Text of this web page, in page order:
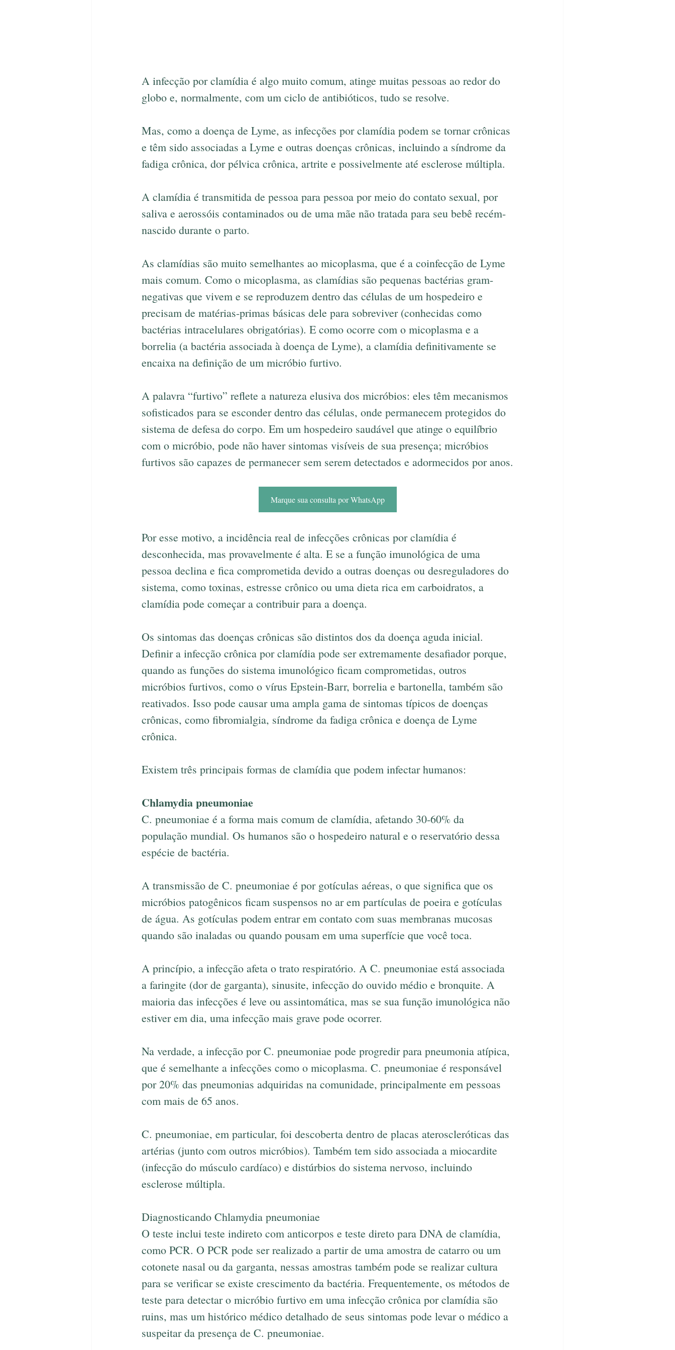
A infecção por clamídia é algo muito comum, atinge muitas pessoas ao redor do
globo e, normalmente, com um ciclo de antibióticos, tudo se resolve.
Mas, como a doença de Lyme, as infecções por clamídia podem se tornar crônicas
e têm sido associadas a Lyme e outras doenças crônicas, incluindo a síndrome da
fadiga crônica, dor pélvica crônica, artrite e possivelmente até esclerose múltipla.
A clamídia é transmitida de pessoa para pessoa por meio do contato sexual, por
saliva e aerossóis contaminados ou de uma mãe não tratada para seu bebê recém-
nascido durante o parto.
As clamídias são muito semelhantes ao micoplasma, que é a coinfecção de Lyme
mais comum. Como o micoplasma, as clamídias são pequenas bactérias gram-
negativas que vivem e se reproduzem dentro das células de um hospedeiro e
precisam de matérias-primas básicas dele para sobreviver (conhecidas como
bactérias intracelulares obrigatórias). E como ocorre com o micoplasma e a
borrelia (a bactéria associada à doença de Lyme), a clamídia definitivamente se
encaixa na definição de um micróbio furtivo.
A palavra “furtivo” reflete a natureza elusiva dos micróbios: eles têm mecanismos
sofisticados para se esconder dentro das células, onde permanecem protegidos do
sistema de defesa do corpo. Em um hospedeiro saudável que atinge o equilíbrio
com o micróbio, pode não haver sintomas visíveis de sua presença; micróbios
furtivos são capazes de permanecer sem serem detectados e adormecidos por anos.
Marque sua consulta por WhatsApp
Por esse motivo, a incidência real de infecções crônicas por clamídia é
desconhecida, mas provavelmente é alta. E se a função imunológica de uma
pessoa declina e fica comprometida devido a outras doenças ou desreguladores do
sistema, como toxinas, estresse crônico ou uma dieta rica em carboidratos, a
clamídia pode começar a contribuir para a doença.
Os sintomas das doenças crônicas são distintos dos da doença aguda inicial.
Definir a infecção crônica por clamídia pode ser extremamente desafiador porque,
quando as funções do sistema imunológico ficam comprometidas, outros
micróbios furtivos, como o vírus Epstein-Barr, borrelia e bartonella, também são
reativados. Isso pode causar uma ampla gama de sintomas típicos de doenças
crônicas, como fibromialgia, síndrome da fadiga crônica e doença de Lyme
crônica.
Existem três principais formas de clamídia que podem infectar humanos:
Chlamydia pneumoniae
C. pneumoniae é a forma mais comum de clamídia, afetando 30-60% da
população mundial. Os humanos são o hospedeiro natural e o reservatório dessa
espécie de bactéria.
A transmissão de C. pneumoniae é por gotículas aéreas, o que significa que os
micróbios patogênicos ficam suspensos no ar em partículas de poeira e gotículas
de água. As gotículas podem entrar em contato com suas membranas mucosas
quando são inaladas ou quando pousam em uma superfície que você toca.
A princípio, a infecção afeta o trato respiratório. A C. pneumoniae está associada
a faringite (dor de garganta), sinusite, infecção do ouvido médio e bronquite. A
maioria das infecções é leve ou assintomática, mas se sua função imunológica não
estiver em dia, uma infecção mais grave pode ocorrer.
Na verdade, a infecção por C. pneumoniae pode progredir para pneumonia atípica,
que é semelhante a infecções como o micoplasma. C. pneumoniae é responsável
por 20% das pneumonias adquiridas na comunidade, principalmente em pessoas
com mais de 65 anos.
C. pneumoniae, em particular, foi descoberta dentro de placas ateroscleróticas das
artérias (junto com outros micróbios). Também tem sido associada a miocardite
(infecção do músculo cardíaco) e distúrbios do sistema nervoso, incluindo
esclerose múltipla.
Diagnosticando Chlamydia pneumoniae
O teste inclui teste indireto com anticorpos e teste direto para DNA de clamídia,
como PCR. O PCR pode ser realizado a partir de uma amostra de catarro ou um
cotonete nasal ou da garganta, nessas amostras também pode se realizar cultura
para se verificar se existe crescimento da bactéria. Frequentemente, os métodos de
teste para detectar o micróbio furtivo em uma infecção crônica por clamídia são
ruins, mas um histórico médico detalhado de seus sintomas pode levar o médico a
suspeitar da presença de C. pneumoniae.